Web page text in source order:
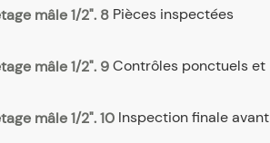
Pièces inspectées
Contrôles ponctuels et
Inspection finale avant